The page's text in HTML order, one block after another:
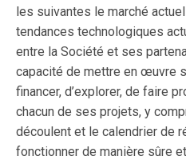
les suivantes le marché
tendances technologiques
entre la Société et ses
capacité de mettre en œuvre
financer, d’explorer, de faire
chacun de ses projets, y
découlent et le calendrier de
fonctionner de manière sûre